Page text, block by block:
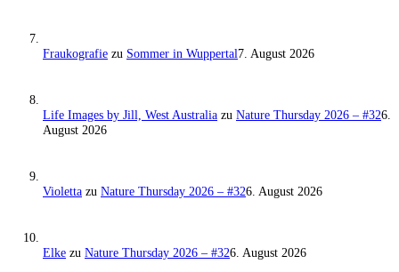
Fraukografie zu Sommer in Wuppertal7. August 2026
Life Images by Jill, West Australia zu Nature Thursday 2026 – #326.
August 2026
Violetta zu Nature Thursday 2026 – #326. August 2026
Elke zu Nature Thursday 2026 – #326. August 2026